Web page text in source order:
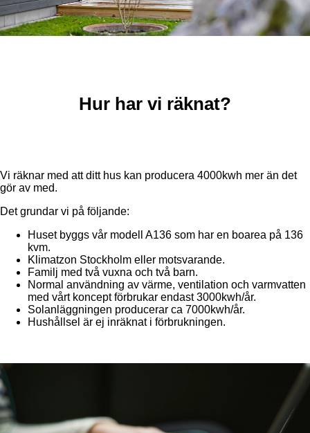
Hur har vi räknat?
Vi räknar med att ditt hus kan producera 4000kwh mer än det
gör av med.
Det grundar vi på följande:
Huset byggs vår modell A136 som har en boarea på 136
kvm.
Klimatzon Stockholm eller motsvarande.
Familj med två vuxna och två barn.
Normal användning av värme, ventilation och varmvatten
med vårt koncept förbrukar endast 3000kwh/år.
Solanläggningen producerar ca 7000kwh/år.
Hushållsel är ej inräknat i förbrukningen.